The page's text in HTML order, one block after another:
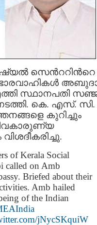
സെന്‍ററിന്‍റെ
സ്ഥാനപതി
കെ. എസ്. സി.
കുറിച്ചും
of Kerala Social
called on Amb
Briefed about their
Amb hailed
of the Indian
jNycSKquiW